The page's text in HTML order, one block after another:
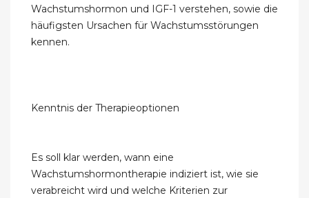
Wachstumshormon und IGF-1 verstehen, sowie die
häufigsten Ursachen für Wachstumsstörungen
kennen.
Kenntnis der Therapieoptionen
Es soll klar werden, wann eine
Wachstumshormontherapie indiziert ist, wie sie
verabreicht wird und welche Kriterien zur